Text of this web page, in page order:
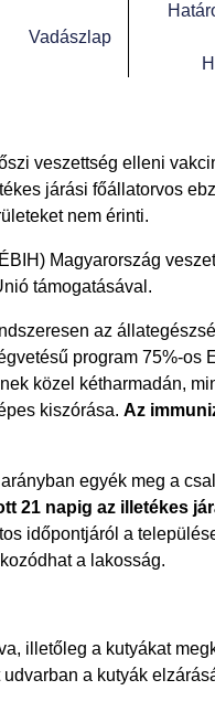
Vadászlap
veszettség elleni
járási főállatorvos
nem érinti.
Magyarország
támogatásával.
az
program 75%-os
közel kétharmadán,
kiszórása. Az
egyék meg a
21 napig az illetékes
időpontjáról a
a lakosság.
illetőleg a kutyákat
a kutyák